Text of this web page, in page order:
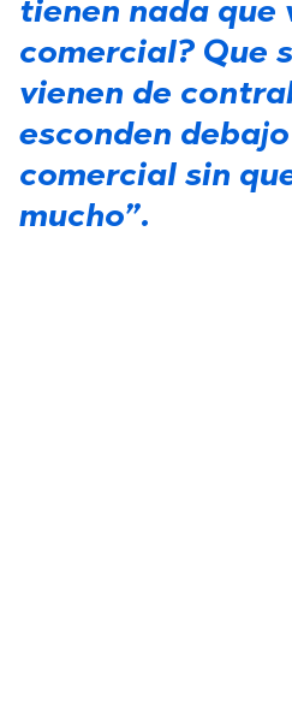
tienen nada que
comercial? Que
vienen de
esconden
comercial sin
mucho”.